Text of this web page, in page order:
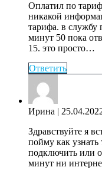
Оплатил по
никакой
тарифа. в службу
минут 50 пока
15. это просто…
Ответить
Ирина |
Здравствуйте я
пойму как
подключить или
минут ни